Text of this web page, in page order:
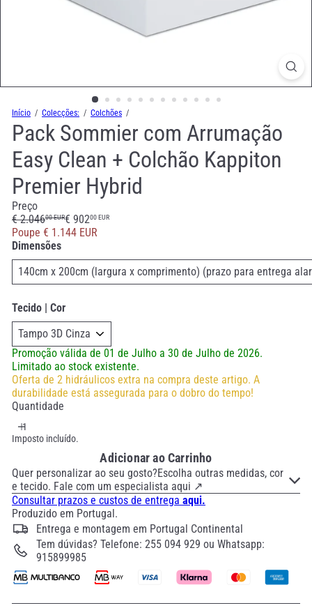
Início Colecções: Colchões
Pack Sommier com Arrumação
Easy Clean + Colchão Kappiton
Premier Hybrid
Preço
Preço
normal
€ 2.04600 EUR
Preço
de
saldo
€ 90200 EUR
Poupe € 1.144 EUR
Dimensões
Tecido | Cor
Promoção válida de 01 de Julho a 30 de Julho de 2026.
Limitado ao stock existente.
Oferta de 2 hidráulicos extra na compra deste artigo. A
durabilidade está assegurada para o dobro do tempo!
Quantidade
Imposto incluído.
Adicionar ao Carrinho
Quer personalizar ao seu gosto?Escolha outras medidas, cor
e tecido. Fale com um especialista aqui ↗
Consultar prazos e custos de entrega aqui.
Produzido em Portugal.
Entrega e montagem em Portugal Continental
Tem dúvidas? Telefone: 255 094 929 ou Whatsapp:
915899985